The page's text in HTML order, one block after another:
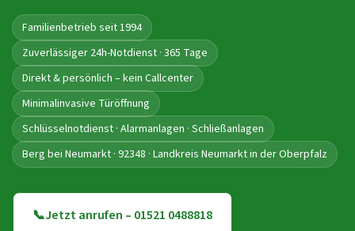
Familienbetrieb seit 1994
Zuverlässiger 24h-Notdienst · 365 Tage
Direkt & persönlich – kein Callcenter
Minimalinvasive Türöffnung
Schlüsselnotdienst · Alarmanlagen · Schließanlagen
Berg bei Neumarkt · 92348 · Landkreis Neumarkt in der Oberpfalz
📞Jetzt anrufen – 01521 0488818